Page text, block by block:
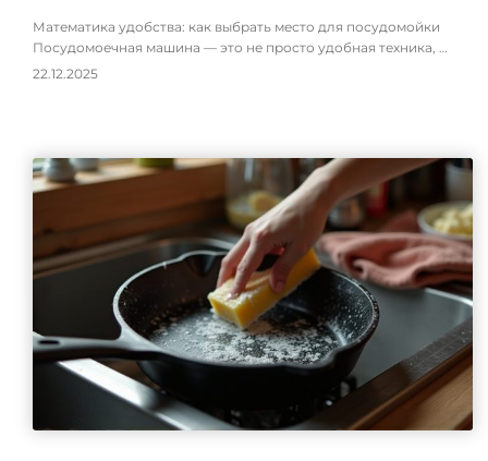
Математика удобства: как выбрать место для посудомойки
Посудомоечная машина — это не просто удобная техника, …
22.12.2025